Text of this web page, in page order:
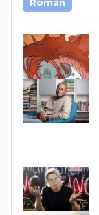
Roman